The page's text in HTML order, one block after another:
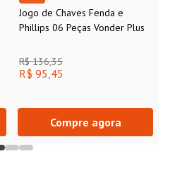
Jogo de Chaves Fenda e
Phillips 06 Peças Vonder Plus
R$ 136,35
R$ 95,45
Compre agora